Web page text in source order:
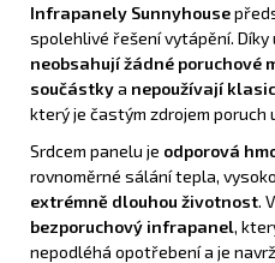
Infrapanely Sunnyhouse
spolehlivé řešení vytápění.
neobsahují žádné poruchové
součástkya nepoužívají
který je častým zdrojem poruch
Srdcem panelu je odporová
rovnoměrné sálání tepla,
extrémně dlouhou životnost.
bezporuchový infrapanel,
nepodléhá opotřebení a je